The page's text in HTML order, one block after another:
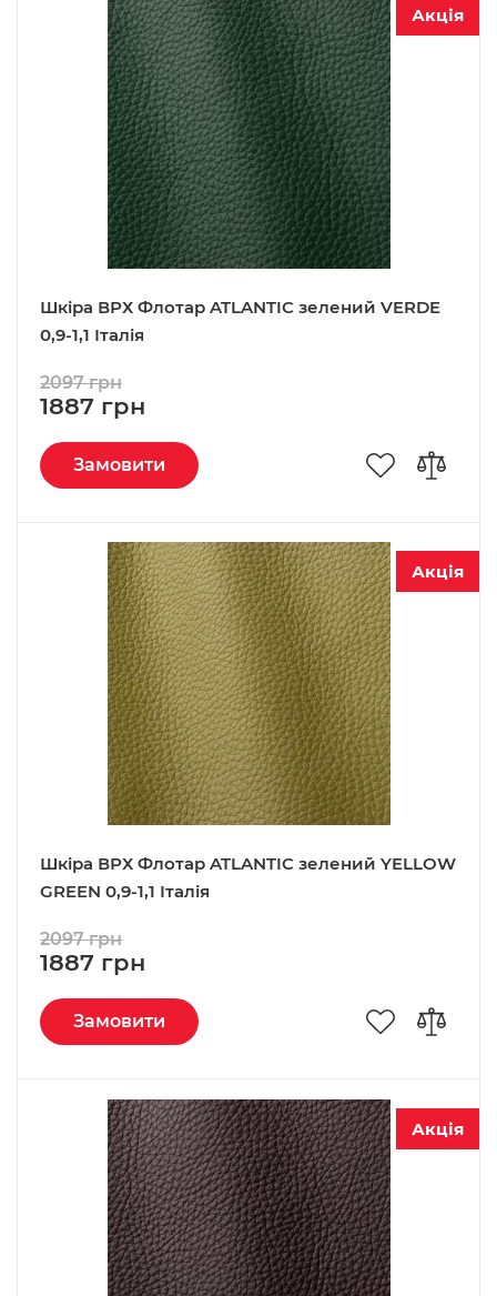
Акція
Шкіра ВРХ Флотар ATLANTIC зелений VERDE
0,9-1,1 Італія
1887 грн
2097 грн
Замовити
Акція
Шкіра ВРХ Флотар ATLANTIC зелений YELLOW
GREEN 0,9-1,1 Італія
1887 грн
2097 грн
Замовити
Акція